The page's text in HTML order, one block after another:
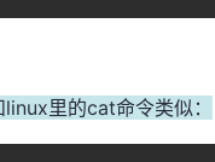
里的cat命令类似：